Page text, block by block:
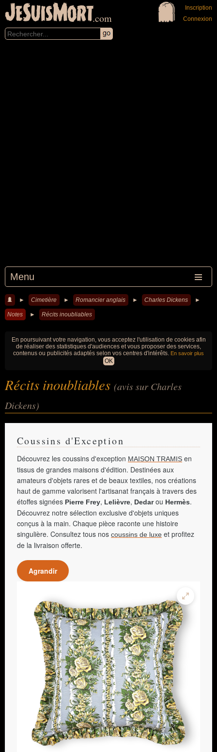
JeSuisMort.com
Menu
Inscription
Connexion
► Cimetière ► Romancier anglais ► Charles Dickens ►
Notes ► Récits inoubliables
En poursuivant votre navigation, vous acceptez l'utilisation de cookies afin
de réaliser des statistiques d'audiences et vous proposer des services,
contenus ou publicités adaptés selon vos centres d'intérêts. En savoir plus
OK
Récits inoubliables (avis sur Charles
Dickens)
Coussins d'Exception
Découvrez les coussins d'exception MAISON TRAMIS en
tissus de grandes maisons d'édition. Destinées aux
amateurs d'objets rares et de beaux textiles, nos créations
haut de gamme valorisent l'artisanat français à travers des
étoffes signées Pierre Frey, Lelièvre, Dedarou Hermès.
Découvrez notre sélection exclusive d'objets uniques
conçus à la main. Chaque pièce raconte une histoire
singulière. Consultez tous nos coussins de luxe et profitez
de la livraison offerte.
Agrandir